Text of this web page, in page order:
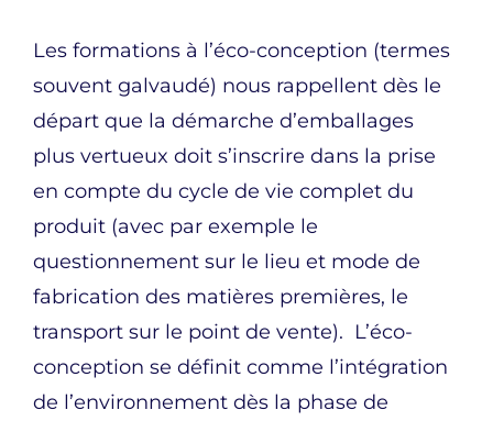
Les formations à l’éco-conception (termes
souvent galvaudé) nous rappellent dès le
départ que la démarche d’emballages
plus vertueux doit s’inscrire dans la prise
en compte du cycle de vie complet du
produit (avec par exemple le
questionnement sur le lieu et mode de
fabrication des matières premières, le
transport sur le point de vente). L’éco-
conception se définit comme l’intégration
de l’environnement dès la phase de